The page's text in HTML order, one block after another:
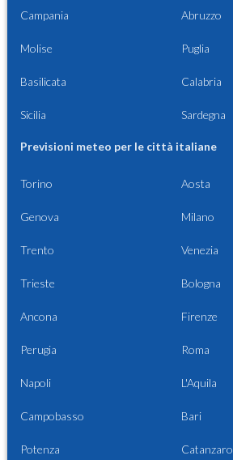
Campania Abruzzo
Molise Puglia
Basilicata Calabria
Sicilia Sardegna
Previsioni meteo per le città italiane
Torino Aosta
Genova Milano
Trento Venezia
Trieste Bologna
Ancona Firenze
Perugia Roma
Napoli L'Aquila
Campobasso Bari
Potenza Catanzaro